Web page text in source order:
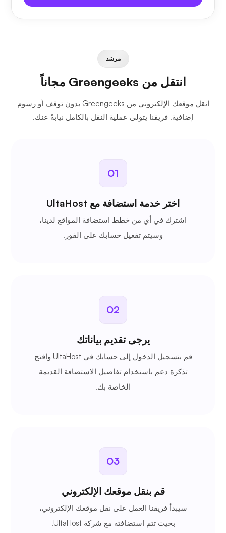
مرشد
انتقل من Greengeeks مجاناً
انقل موقعك الإلكتروني من Greengeeks بدون توقف أو رسوم
إضافية. فريقنا يتولى عملية النقل بالكامل نيابةً عنك.
01
اختر خدمة استضافة مع UltaHost
اشترك في أي من خطط استضافة المواقع لدينا،
وسيتم تفعيل حسابك على الفور.
02
يرجى تقديم بياناتك
قم بتسجيل الدخول إلى حسابك في UltaHost وافتح
تذكرة دعم باستخدام تفاصيل الاستضافة القديمة
الخاصة بك.
03
قم بنقل موقعك الإلكتروني
سيبدأ فريقنا العمل على نقل موقعك الإلكتروني،
بحيث تتم استضافته مع شركة UltaHost.